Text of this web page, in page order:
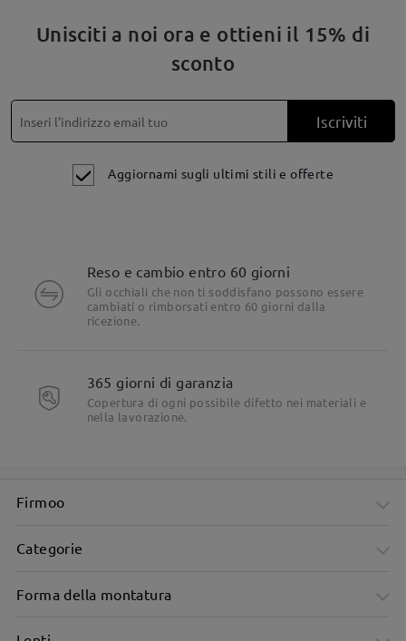
Unisciti a noi ora e ottieni il 15% di
sconto
Iscriviti
Aggiornami sugli ultimi stili e offerte
Reso e cambio entro 60 giorni
Gli occhiali che non ti soddisfano possono essere
cambiati o rimborsati entro 60 giorni dalla
ricezione.
365 giorni di garanzia
Copertura di ogni possibile difetto nei materiali e
nella lavorazione.
Firmoo
Categorie
Forma della montatura